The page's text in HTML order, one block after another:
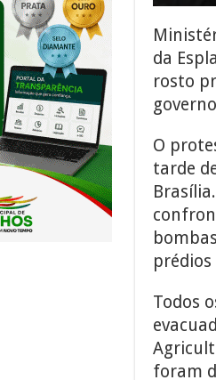
da
rosto
O
tarde
Todos
foram